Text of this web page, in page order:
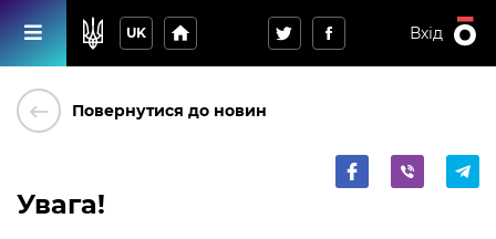
UK home Вхід
keyboard_backspace Повернутися до новин
Увага!